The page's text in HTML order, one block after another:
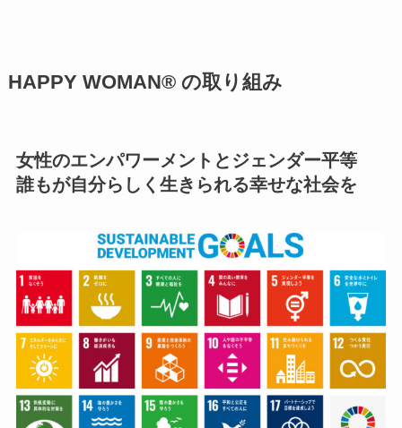
HAPPY WOMAN®︎ の取り組み
女性のエンパワーメントとジェンダー平等
誰もが自分らしく生きられる幸せな社会を